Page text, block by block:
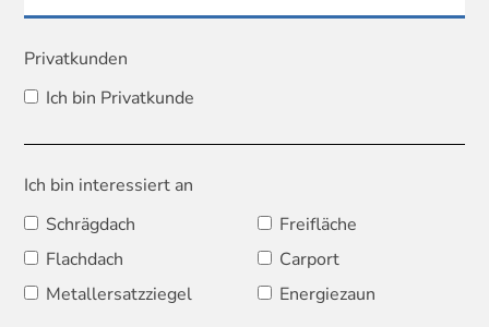
Privatkunden
Ich bin Privatkunde
Ich bin interessiert an
Schrägdach
Freifläche
Flachdach
Carport
Metallersatzziegel
Energiezaun